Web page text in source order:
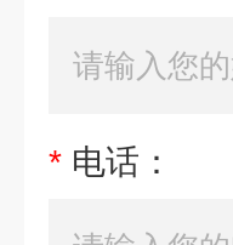
* 电话：